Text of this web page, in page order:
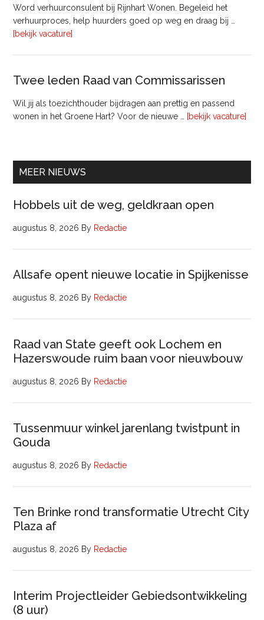
bij
Vastgoedmanagement
Word verhuurconsulent bij Rijnhart Wonen. Begeleid het
verhuurproces, help huurders goed op weg en draag bij …
[bekijk vacature]
Twee leden Raad van Commissarissen
Wil jij als toezichthouder bijdragen aan prettig en passend
wonen in het Groene Hart? Voor de nieuwe …
[bekijk vacature]
MEER NIEUWS
Hobbels uit de weg, geldkraan open
augustus 8, 2026 By Redactie
Allsafe opent nieuwe locatie in Spijkenisse
augustus 8, 2026 By Redactie
Raad van State geeft ook Lochem en
Hazerswoude ruim baan voor nieuwbouw
augustus 8, 2026 By Redactie
Tussenmuur winkel jarenlang twistpunt in
Gouda
augustus 8, 2026 By Redactie
Ten Brinke rond transformatie Utrecht City
Plaza af
augustus 8, 2026 By Redactie
Interim Projectleider Gebiedsontwikkeling
(8 uur)